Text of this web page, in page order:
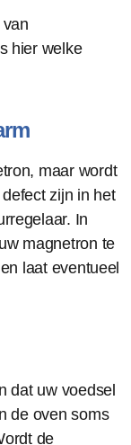
hier welke
maar wordt
zijn in het
In
magnetron te
laat eventueel
dat uw voedsel
de oven soms
de